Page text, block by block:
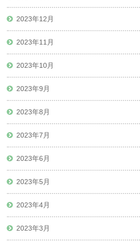
2023年12月
2023年11月
2023年10月
2023年9月
2023年8月
2023年7月
2023年6月
2023年5月
2023年4月
2023年3月